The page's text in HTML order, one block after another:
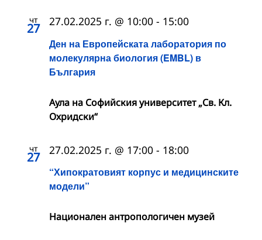
чт
27
Ден на Европейската лаборатория по
молекулярна биология (EMBL) в
България
27.02.2025 г. @ 10:00 - 15:00
Аула на Софийския университет „Св. Кл.
Охридски“
чт
27
“Хипократовият корпус и медицинските
модели”
27.02.2025 г. @ 17:00 - 18:00
Национален антропологичен музей